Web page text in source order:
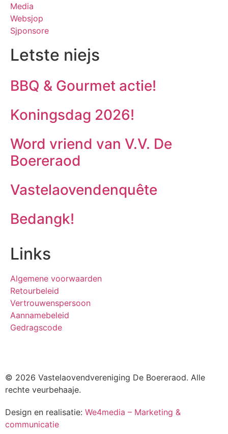
Media
Websjop
Sjponsore
Letste niejs
BBQ & Gourmet actie!
Koningsdag 2026!
Word vriend van V.V. De
Boereraod
Vastelaovendenquête
Bedangk!
Links
Algemene voorwaarden
Retourbeleid
Vertrouwenspersoon
Aannamebeleid
Gedragscode
© 2026 Vastelaovendvereniging De Boereraod. Alle
rechte veurbehaaje.
Design en realisatie: We4media – Marketing &
communicatie